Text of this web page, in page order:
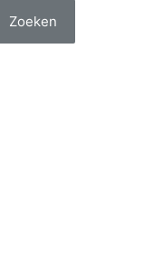
Zoeken